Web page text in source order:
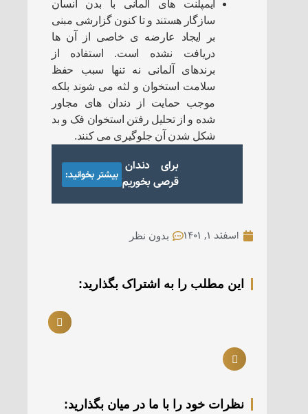
ایمپلنت های آلمانی با بدن انسان
سازگار هستند و تا کنون گزارشی مبنی
بر ایجاد عارضه ی خاصی از آن ها
دریافت نشده است. استفاده از
برندهای آلمانی نه تنها سبب حفظ
سلامت استخوان و لثه می شوند بلکه
موجب حمایت از دندان های مجاور
شده و از تحلیل رفتن استخوان فک و بد
شکل شدن آن جلوگیری می کنند.
برای دندان درد چه
قرصی بخوریم؟بیشتر بخوانید:
اسفند ۱, ۱۴۰۱ بدون نظر
این مطلب را به اشتراک بگذارید:
نظرات خود را با ما در میان بگذارید: